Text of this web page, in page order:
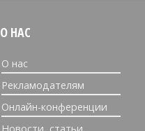
О НАС
О нас
Рекламодателям
Онлайн-конференции